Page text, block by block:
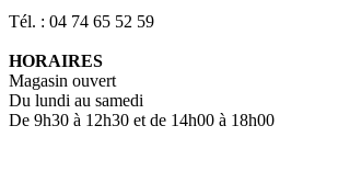
Tél. : 04 74 65 52 59
HORAIRES
Magasin ouvert
Du lundi au samedi
De 9h30 à 12h30 et de 14h00 à 18h00